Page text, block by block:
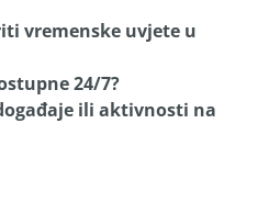
vremenske uvjete u
24/7?
ili aktivnosti na